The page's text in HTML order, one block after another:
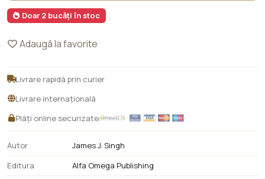
Doar 2 bucăți în stoc
Adaugă la favorite
Livrare rapidă prin curier
Livrare internațională
Plăți online securizate
Autor
James J. Singh
Editura
Alfa Omega Publishing